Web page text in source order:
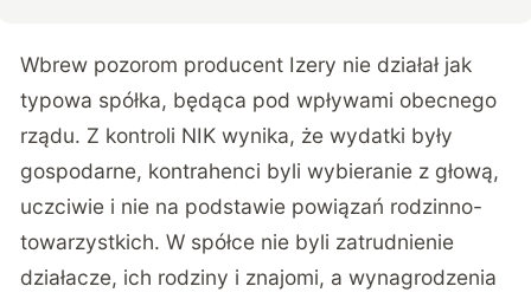
Wbrew pozorom producent Izery nie działał jak
typowa spółka, będąca pod wpływami obecnego
rządu. Z kontroli NIK wynika, że wydatki były
gospodarne, kontrahenci byli wybieranie z głową,
uczciwie i nie na podstawie powiązań rodzinno-
towarzystkich. W spółce nie byli zatrudnienie
działacze, ich rodziny i znajomi, a wynagrodzenia